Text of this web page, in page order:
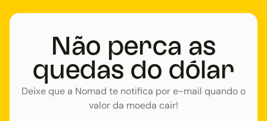
Não perca as
quedas do dólar
Deixe que a Nomad te notifica por e-mail quando o
valor da moeda cair!